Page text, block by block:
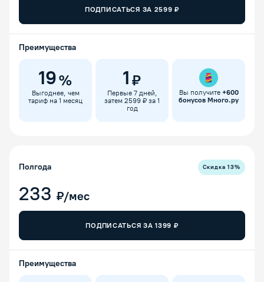
ПОДПИСАТЬСЯ ЗА 2599 ₽
Преимущества
19%
Выгоднее, чем
тариф на 1 месяц
1 ₽
Первые 7 дней,
затем 2599 ₽ за 1
год
Вы получите +600
бонусов Много.ру
Полгода Скидка13%
233 ₽/мес
ПОДПИСАТЬСЯ ЗА1399 ₽
Преимущества